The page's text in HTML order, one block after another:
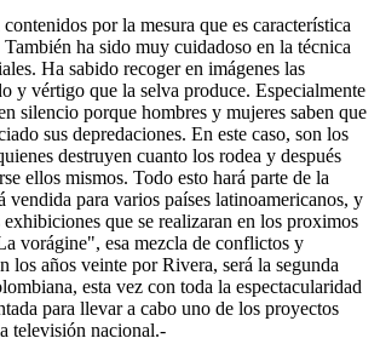
por la mesura que es característica
ha sido muy cuidadoso en la técnica
Ha sabido recoger en imágenes las
y vértigo que la selva produce. Especialmente
silencio porque hombres y mujeres saben que
sus depredaciones. En este caso, son los
destruyen cuanto los rodea y después
ellos mismos. Todo esto hará parte de la
vendida para varios países latinoamericanos, y
que se realizaran en los proximos
vorágine", esa mezcla de conflictos y
los años veinte por Rivera, será la segunda
esta vez con toda la espectacularidad
para llevar a cabo uno de los proyectos
televisión nacional.-